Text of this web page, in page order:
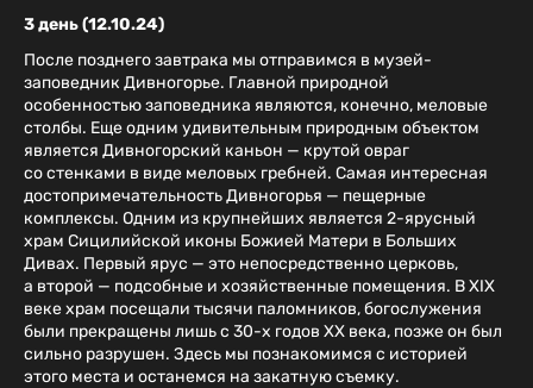
​​3 день (12.10.24)
После позднего завтрака мы отправимся в музей-
заповедник Дивногорье. Главной природной
особенностью заповедника являются, конечно, меловые
столбы. Еще одним удивительным природным объектом
является Дивногорский каньон — крутой овраг
со стенками в виде меловых гребней. Самая интересная
достопримечательность Дивногорья — пещерные
комплексы. Одним из крупнейших является 2-ярусный
храм Сицилийской иконы Божией Матери в Больших
Дивах. Первый ярус — это непосредственно церковь,
а второй — подсобные и хозяйственные помещения. В XIX
веке храм посещали тысячи паломников, богослужения
были прекращены лишь с 30-х годов XX века, позже он был
сильно разрушен. Здесь мы познакомимся с историей
этого места и останемся на закатную съемку.